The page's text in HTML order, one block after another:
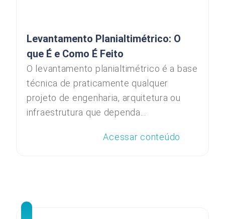
Levantamento Planialtimétrico: O
que É e Como É Feito
O levantamento planialtimétrico é a base
técnica de praticamente qualquer
projeto de engenharia, arquitetura ou
infraestrutura que dependa...
Acessar conteúdo